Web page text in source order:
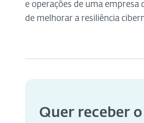
e operações de uma empresa
de melhorar a resiliência
Quer receber